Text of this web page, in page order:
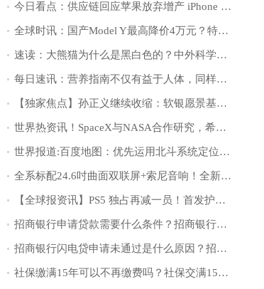
今日看点：供应链回应苹果放弃增产 iPhone 14：总量订单并没有调整 Pro 量更大
全球时讯：国产Model Y最高降价4万元？特斯拉中国：不实消息
速读：大熊猫为什么是黑白色的？中外科学家研究清楚了
每日速讯：营养指南不仅有益于人体，同样有益于地球
【独家焦点】孙正义继续收缩：软银愿景基金开启裁员，比例或高达30%
世界热资讯！SpaceX与NASA合作研究，希望抬升轨道延长哈勃望远镜寿命
世界报道:百度地图：优先运用北斗系统定位，日定位量首破1000亿
全系标配24.6吋曲面双联屏+索尼音响！全新一代瑞虎7 PLUS太“非凡”！
【全球报资讯】PS5 独占再减一员！首发护航作《麻布仔大冒险》即将登陆 PC
招商银行申请贷款需要什么条件？招商银行贷款审批通过多久放款？
招商银行闪电贷申请未通过是什么原因？招商银行闪电贷可以分多少期？
社保缴满15年可以不再缴费吗？社保交满15年每月领多少钱？